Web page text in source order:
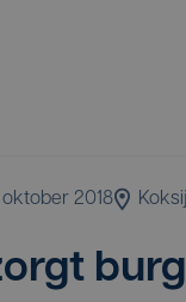
oktober 2018